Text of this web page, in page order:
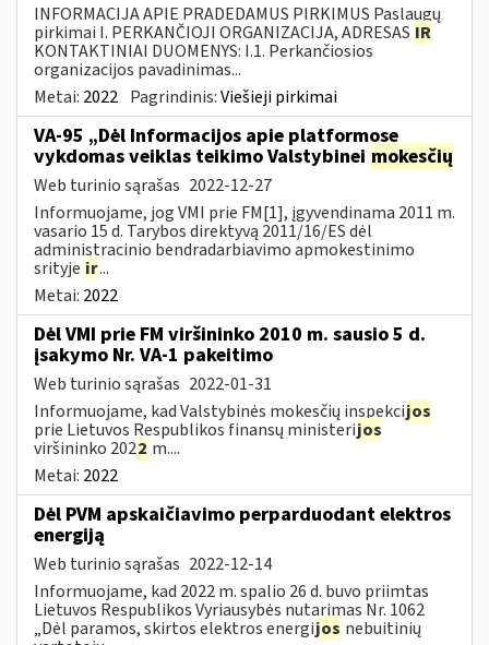
INFORMACIJA APIE PRADEDAMUS PIRKIMUS Paslaugų
pirkimai I. PERKANČIOJI ORGANIZACIJA, ADRESAS IR
KONTAKTINIAI DUOMENYS: I.1. Perkančiosios
organizacijos pavadinimas...
Metai: 2022 Pagrindinis:Viešieji pirkimai
VA-95 „Dėl Informacijos apie platformose
vykdomas veiklas teikimo Valstybinei mokesčių
Web turinio sąrašas 2022-12-27
Informuojame, jog VMI prie FM[1], įgyvendinama 2011 m.
vasario 15 d. Tarybos direktyvą 2011/16/ES dėl
administracinio bendradarbiavimo apmokestinimo
srityje ir...
Metai: 2022
Dėl VMI prie FM viršininko 2010 m. sausio 5 d.
įsakymo Nr. VA-1 pakeitimo
Web turinio sąrašas 2022-01-31
Informuojame, kad Valstybinės mokesčių inspekcijos
prie Lietuvos Respublikos finansų ministerijos
viršininko 2022 m....
Metai: 2022
Dėl PVM apskaičiavimo perparduodant elektros
energiją
Web turinio sąrašas 2022-12-14
Informuojame, kad 2022 m. spalio 26 d. buvo priimtas
Lietuvos Respublikos Vyriausybės nutarimas Nr. 1062
„Dėl paramos, skirtos elektros energijos nebuitinių